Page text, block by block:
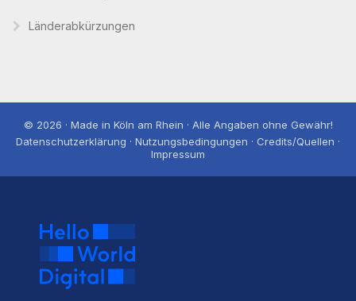
Länderabkürzungen
© 2026 · Made in Köln am Rhein · Alle Angaben ohne Gewähr!
Datenschutzerklärung · Nutzungsbedingungen · Credits/Quellen ·
Impressum